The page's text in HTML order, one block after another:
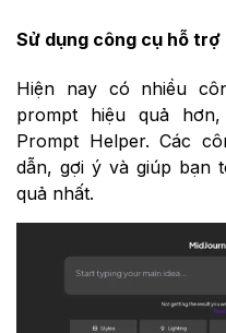
Sử dụng công cụ hỗ trợ
Hiện nay có nhiều
prompt hiệu quả
Prompt Helper. Các
dẫn, gợi ý và giúp bạn
quả nhất.